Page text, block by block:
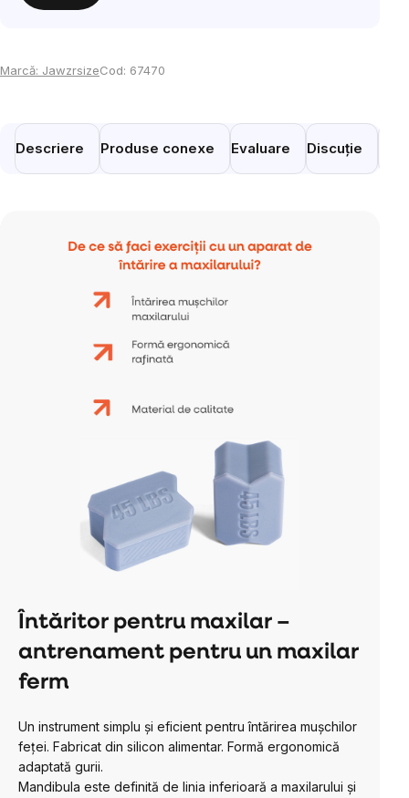
Marcă: JawzrsizeCod: 67470
Descriere Produse conexe Evaluare Discuție
Întăritor pentru maxilar –
antrenament pentru un maxilar
ferm
Un instrument simplu și eficient pentru întărirea mușchilor
feței. Fabricat din silicon alimentar. Formă ergonomică
adaptată gurii.
Mandibula este definită de linia inferioară a maxilarului și